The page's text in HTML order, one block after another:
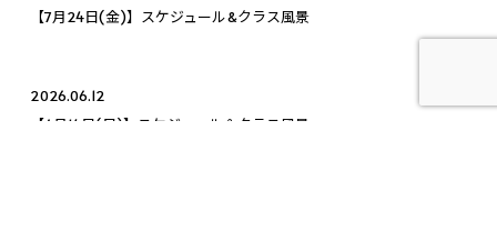
【7月24日(金)】スケジュール&クラス風景
2026.06.12
【6月14日(日)】スケジュール＆クラス風景